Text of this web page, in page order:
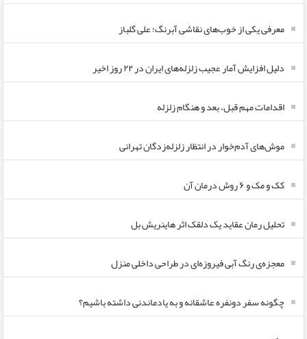
معرفی یکی از خوب‌های نقاشی آبرنگ؛ علی گلباز
دلیل افزایش آمار عجیب زلزله‌های ایران در ۲۲ روز اخیر
اقدامات مهم قبل، بعد و هنگام زلزله
موش‌های آدم‌خوار در انتظار زلزله‌زدگان تهرانی
کک و مک و ۶ روش درمان آن
تحلیل رمان عقاید یک دلقک اثر هاینریش بل
معجزه‌ی رنگ آبی فیروزه‌ای در طراحی داخلی منزل
چگونه سفر دونفره عاشقانه و به یادماندنی داشته باشیم؟